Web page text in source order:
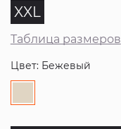
XXL
Таблица размеров
Цвет: Бежевый